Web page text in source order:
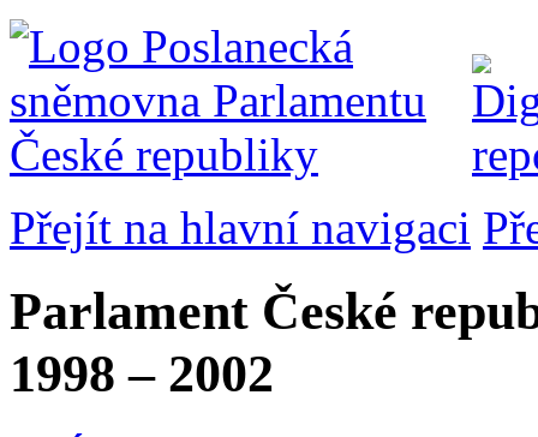
Přejít na hlavní navigaci
Parlament České
1998 – 2002